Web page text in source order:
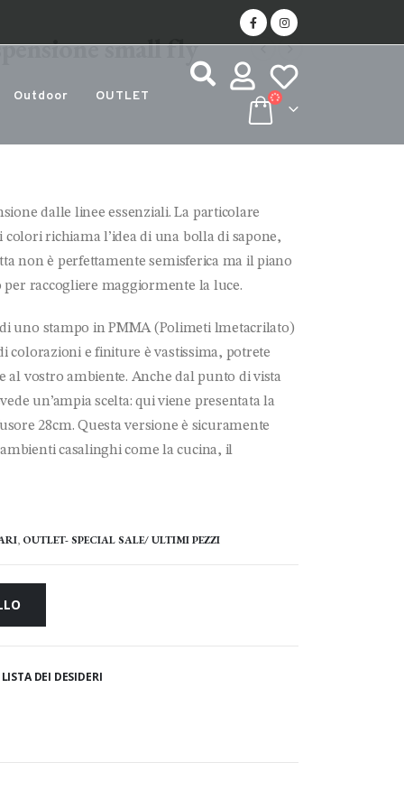
Outdoor OUTLET
small fly
dalle linee essenziali. La particolare
richiama l’idea di una bolla di sapone,
non è perfettamente semisferica ma il piano
per raccogliere maggiormente la luce.
uno stampo in PMMA (Polimeti lmetacrilato)
colorazioni e finiture è vastissima, potrete
al vostro ambiente. Anche dal punto di vista
un’ampia scelta: qui viene presentata la
28cm. Questa versione è sicuramente
casalinghi come la cucina, il
, OUTLET- SPECIAL SALE/ ULTIMI PEZZI
DEI DESIDERI